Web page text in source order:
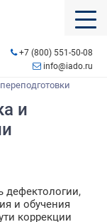
+7 (800) 551-50-08
info@iado.ru
и
дефектологии,
и обучения
коррекции